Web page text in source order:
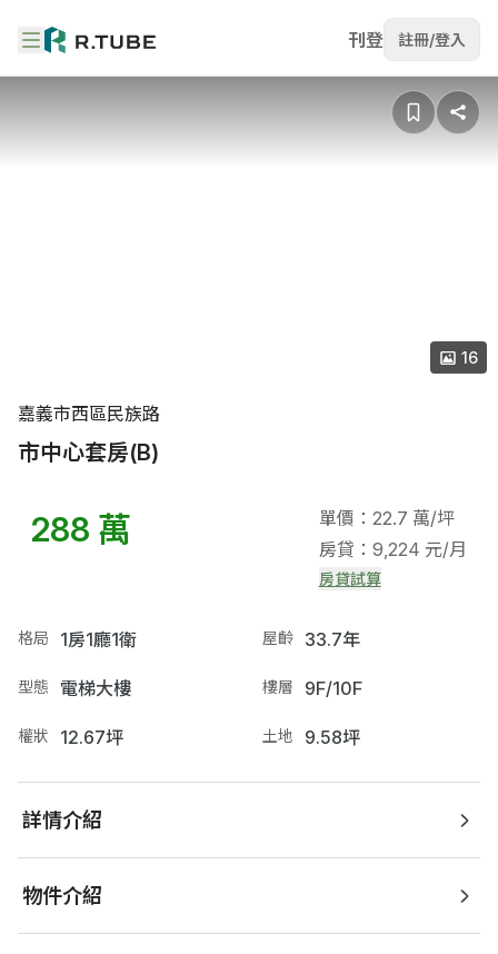
刊登 註冊/登入
嘉義市西區民族路
市中心套房(B)
16
288 萬
單價：22.7 萬/坪
房貸：9,224 元/月
房貸試算
格局 1房1廳1衛 屋齡 33.7年
型態 電梯大樓 樓層 9F/10F
權狀 12.67坪 土地 9.58坪
詳情介紹
物件介紹